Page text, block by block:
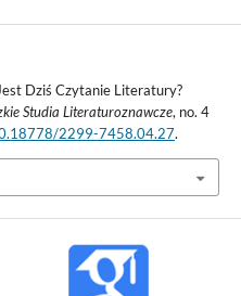
Dziś Czytanie Literatury?
Studia Literaturoznawcze, no. 4
2299-7458.04.27.